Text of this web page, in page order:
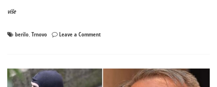
više
berilo Trnovo Leave a Commenton